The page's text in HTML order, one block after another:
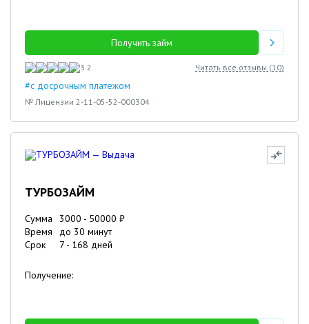
Получить займ
3.2 Читать все отзывы (10)
#с досрочным платежом
№ Лицензии 2-11-05-52-000304
ТУРБОЗАЙМ
Сумма 3000 - 50000 ₽
Время
до 30 минут
Срок
7 - 168 дней
Получение: